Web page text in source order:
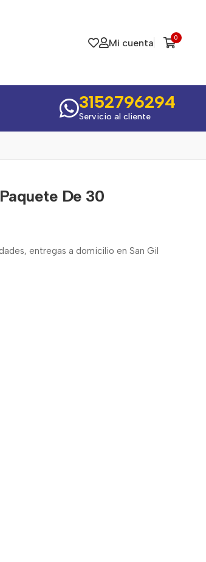
Mi cuenta 0
3152796294
Servicio al cliente
De 30
entregas a domicilio en San Gil